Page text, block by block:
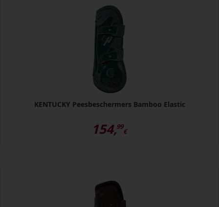
KENTUCKY Peesbeschermers Bamboo Elastic
154,99
€